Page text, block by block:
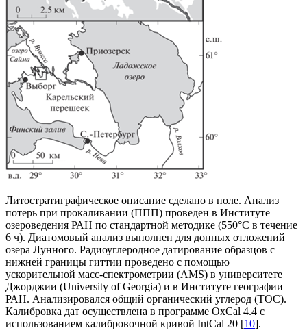
Литостратиграфическое описание сделано в поле. Анализ
потерь при прокаливании (ППП) проведен в Институте
озероведения РАН по стандартной методике (550°С в течение
6 ч). Диатомовый анализ выполнен для донных отложений
озера Лунного. Радиоуглеродное датирование образцов с
нижней границы гиттии проведено с помощью
ускорительной масс-спектрометрии (AMS) в университете
Джорджии (University of Georgia) и в Институте географии
РАН. Анализировался общий органический углерод (TOC).
Калибровка дат осуществлена в программе OxCal 4.4 с
использованием калибровочной кривой IntCal 20 [10].